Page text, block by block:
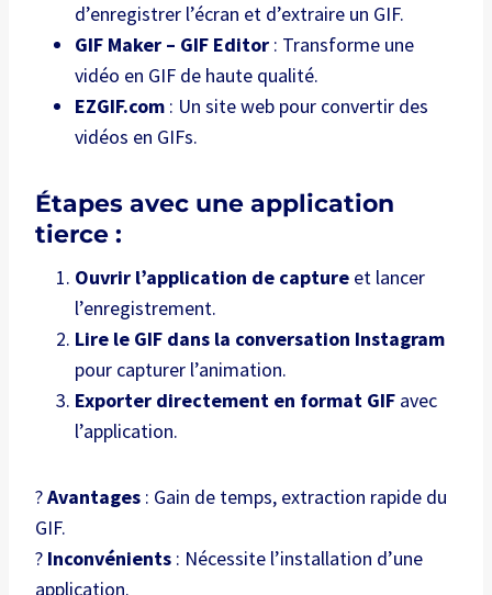
d’enregistrer l’écran et d’extraire un GIF.
GIF Maker – GIF Editor : Transforme une
vidéo en GIF de haute qualité.
EZGIF.com : Un site web pour convertir des
vidéos en GIFs.
Étapes avec une application
tierce :
Ouvrir l’application de capture et lancer
l’enregistrement.
Lire le GIF dans la conversation Instagram
pour capturer l’animation.
Exporter directement en format GIF avec
l’application.
?Avantages : Gain de temps, extraction rapide du
GIF.
? Inconvénients : Nécessite l’installation d’une
application.